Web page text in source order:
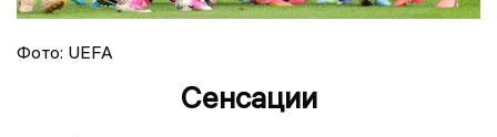
Фото: UEFA
Сенсации